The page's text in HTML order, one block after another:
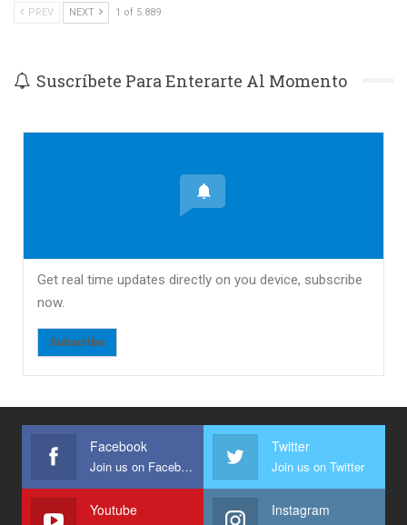
PREV NEXT 1 of 5.889
Suscríbete Para Enterarte Al Momento
Get real time updates directly on you device, subscribe
now.
Subscribe
Facebook
Join us on Facebook
Twitter
Join us on Twitter
Youtube Instagram